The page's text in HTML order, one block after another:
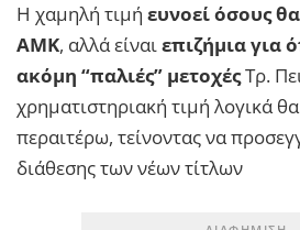
Η χαμηλή τιμή ευνοεί όσους
ΑΜΚ, αλλά είναιεπιζήμια για
ακόμη “παλιές” μετοχέςΤρ.
χρηματιστηριακή τιμή λογικά
περαιτέρω, τείνοντας να
διάθεσης των νέων τίτλων